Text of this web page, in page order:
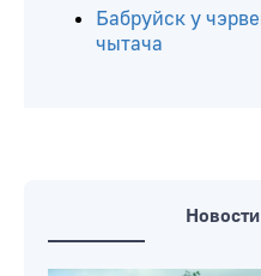
Бабруйск у
чытача